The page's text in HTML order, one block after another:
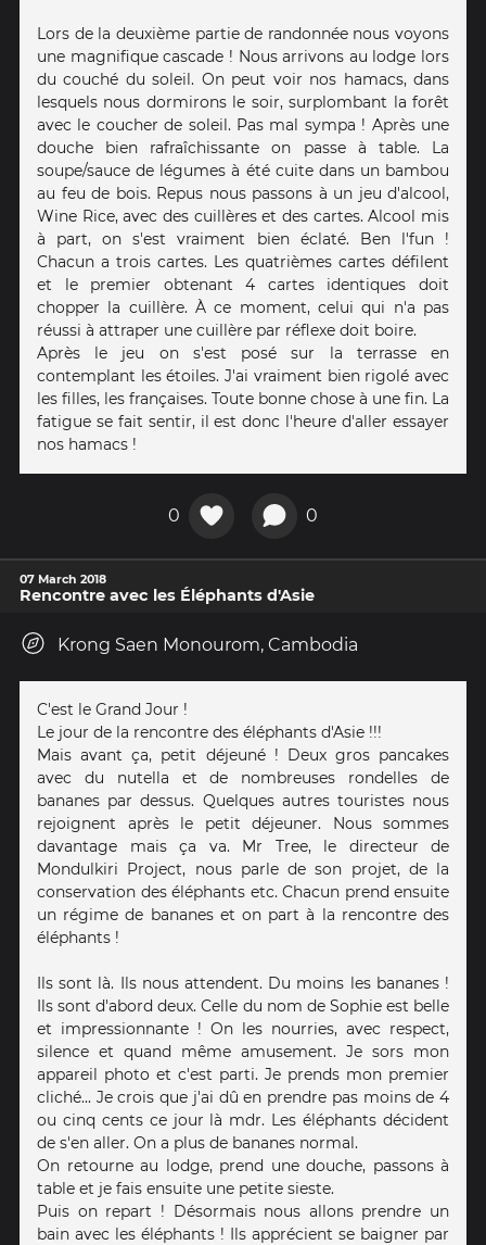
Lors de la deuxième partie de randonnée nous voyons
une magnifique cascade ! Nous arrivons au lodge lors
du couché du soleil. On peut voir nos hamacs, dans
lesquels nous dormirons le soir, surplombant la forêt
avec le coucher de soleil. Pas mal sympa ! Après une
douche bien rafraîchissante on passe à table. La
soupe/sauce de légumes à été cuite dans un bambou
au feu de bois. Repus nous passons à un jeu d'alcool,
Wine Rice, avec des cuillères et des cartes. Alcool mis
à part, on s'est vraiment bien éclaté. Ben l'fun !
Chacun a trois cartes. Les quatrièmes cartes défilent
et le premier obtenant 4 cartes identiques doit
chopper la cuillère. À ce moment, celui qui n'a pas
réussi à attraper une cuillère par réflexe doit boire.
Après le jeu on s'est posé sur la terrasse en
contemplant les étoiles. J'ai vraiment bien rigolé avec
les filles, les françaises. Toute bonne chose à une fin. La
fatigue se fait sentir, il est donc l'heure d'aller essayer
nos hamacs !
0 0
07 March 2018
Rencontre avec les Éléphants d'Asie
Krong Saen Monourom, Cambodia
C'est le Grand Jour !
Le jour de la rencontre des éléphants d'Asie !!!
Mais avant ça, petit déjeuné ! Deux gros pancakes
avec du nutella et de nombreuses rondelles de
bananes par dessus. Quelques autres touristes nous
rejoignent après le petit déjeuner. Nous sommes
davantage mais ça va. Mr Tree, le directeur de
Mondulkiri Project, nous parle de son projet, de la
conservation des éléphants etc. Chacun prend ensuite
un régime de bananes et on part à la rencontre des
éléphants !
Ils sont là. Ils nous attendent. Du moins les bananes !
Ils sont d'abord deux. Celle du nom de Sophie est belle
et impressionnante ! On les nourries, avec respect,
silence et quand même amusement. Je sors mon
appareil photo et c'est parti. Je prends mon premier
cliché... Je crois que j'ai dû en prendre pas moins de 4
ou cinq cents ce jour là mdr. Les éléphants décident
de s'en aller. On a plus de bananes normal.
On retourne au lodge, prend une douche, passons à
table et je fais ensuite une petite sieste.
Puis on repart ! Désormais nous allons prendre un
bain avec les éléphants ! Ils apprécient se baigner par